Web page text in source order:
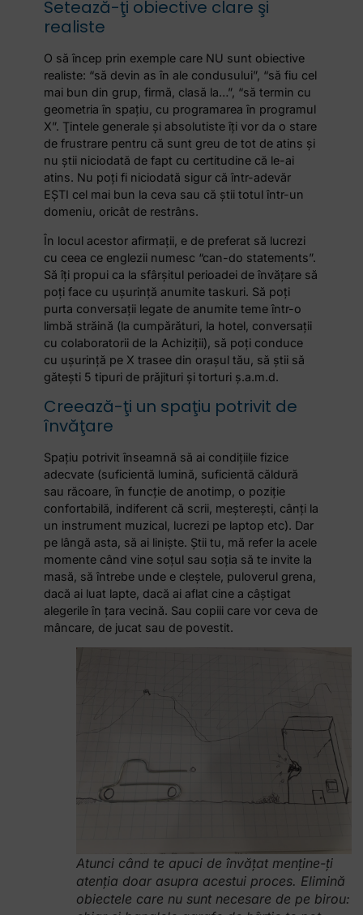
Setează-ţi obiective clare şi
realiste
O să încep prin exemple care NU sunt obiective
realiste: “să devin as în ale condusului”, “să fiu cel
mai bun din grup, firmă, clasă la…”, “să termin cu
geometria în spaţiu, cu programarea în programul
X”. Ţintele generale şi absolutiste îţi vor da o stare
de frustrare pentru că sunt greu de tot de atins şi
nu ştii niciodată de fapt cu certitudine că le-ai
atins. Nu poţi fi niciodată sigur că într-adevăr
EŞTI cel mai bun la ceva sau că ştii totul într-un
domeniu, oricât de restrâns.
În locul acestor afirmaţii, e de preferat să lucrezi
cu ceea ce englezii numesc “can-do statements”.
Să îţi propui ca la sfârşitul perioadei de învăţare să
poţi face cu uşurinţă anumite taskuri. Să poţi
purta conversaţii legate de anumite teme într-o
limbă străină (la cumpărături, la hotel, conversaţii
cu colaboratorii de la Achiziţii), să poţi conduce
cu uşurinţă pe X trasee din oraşul tău, să ştii să
găteşti 5 tipuri de prăjituri şi torturi ş.a.m.d.
Creează-ţi un spaţiu potrivit de
învăţare
Spaţiu potrivit înseamnă să ai condiţiile fizice
adecvate (suficientă lumină, suficientă căldură
sau răcoare, în funcţie de anotimp, o poziţie
confortabilă, indiferent că scrii, meştereşti, cânţi la
un instrument muzical, lucrezi pe laptop etc). Dar
pe lângă asta, să ai linişte. Ştii tu, mă refer la acele
momente când vine soţul sau soţia să te invite la
masă, să întrebe unde e cleştele, puloverul grena,
dacă ai luat lapte, dacă ai aflat cine a câştigat
alegerile în ţara vecină. Sau copiii care vor ceva de
mâncare, de jucat sau de povestit.
Atunci când te apuci de învăţat menţine-ţi
atenţia doar asupra acestui proces. Elimină
obiectele care nu sunt necesare de pe birou: